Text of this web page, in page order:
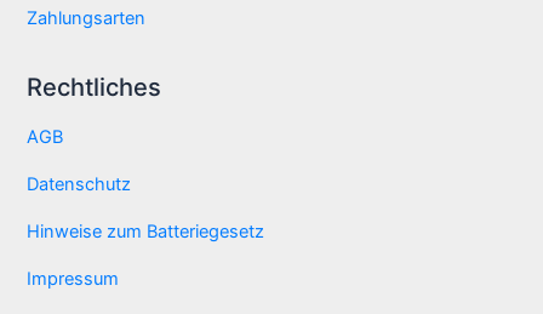
Zahlungsarten
Rechtliches
AGB
Datenschutz
Hinweise zum Batteriegesetz
Impressum